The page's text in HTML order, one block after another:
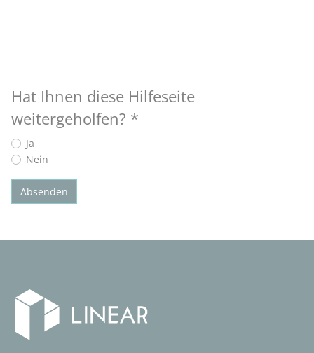
Hat Ihnen diese Hilfeseite
weitergeholfen? *
Ja
Nein
Absenden